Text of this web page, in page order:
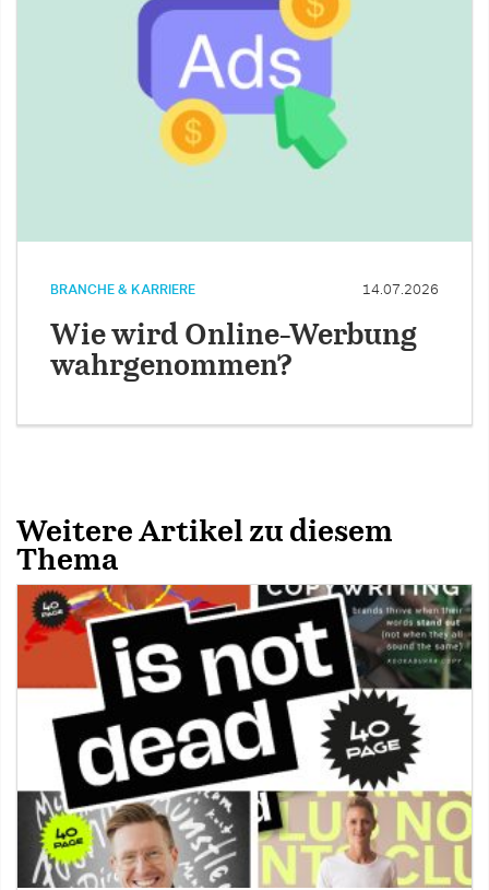
BRANCHE & KARRIERE 14.07.2026
Wie wird Online-Werbung
wahrgenommen?
Weitere Artikel zu diesem
Thema